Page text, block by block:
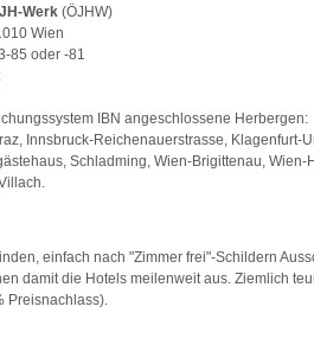
Werk (ÖJHW)
Wien
85 oder -81
IBN angeschlossene Herbergen:
Innsbruck-Reichenauerstrasse,
Schladming, Wien-Brigittenau,
einfach nach "Zimmer frei"-Schildern
damit die Hotels meilenweit aus. Ziemlich
Preisnachlass).